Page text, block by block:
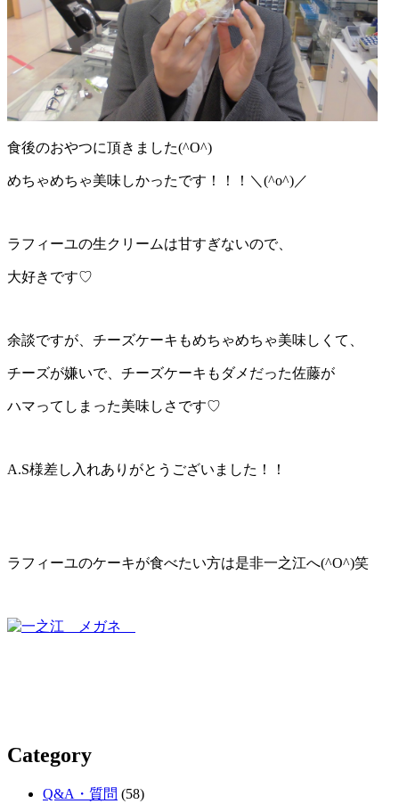
食後のおやつに頂きました(^O^)
めちゃめちゃ美味しかったです！！！＼(^o^)／
ラフィーユの生クリームは甘すぎないので、
大好きです♡
余談ですが、チーズケーキもめちゃめちゃ美味しくて、
チーズが嫌いで、チーズケーキもダメだった佐藤が
ハマってしまった美味しさです♡
A.S様差し入れありがとうございました！！
ラフィーユのケーキが食べたい方は是非一之江へ(^O^)笑
Category
Q&A・質問 (58)